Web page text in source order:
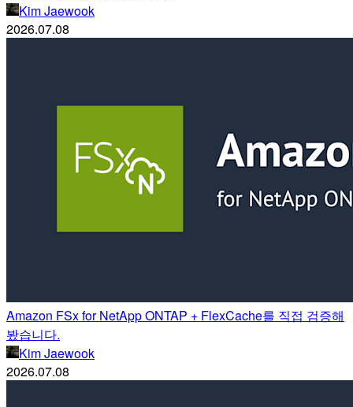
Kim Jaewook
2026.07.08
Amazon FSx for NetApp ONTAP + FlexCache를 직접 검증해
봤습니다.
Kim Jaewook
2026.07.08